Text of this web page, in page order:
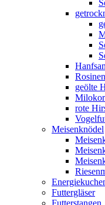
Rosinen
geölte
rote
Meisenknödel
Futtergläser
Futterstangen